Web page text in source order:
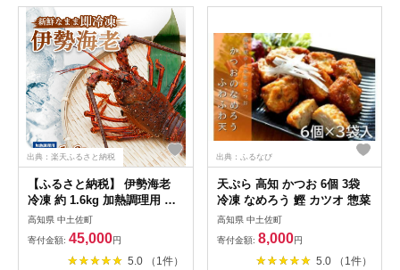
出典：楽天ふるさと納税
【ふるさと納税】 伊勢海老
冷凍 約 1.6kg 加熱調理用 イ
セエビ エビ えび 家庭用 訳あ
り 味噌汁
高知県 中土佐町
寄付金額: 45,000円
5.0 （1件）
出典：ふるなび
天ぷら 高知 かつお 6個 3袋
冷凍 なめろう 鰹 カツオ 惣菜
高知県 中土佐町
寄付金額: 8,000円
5.0 （1件）